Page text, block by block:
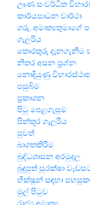
ඌණ සංවර්ධිත
කාර්යසාධන වාර්ථා
ගරු. අමාත්‍යතුමාගේ
ගැලරිය
තොරතුරු දැනගැනීම
නිතර අසන ප්‍රශ්න
නොදියුණු
පසුබිම
ප්‍රකාශන
පිටු පෙළගැසුම
පින්තූර ගැලරිය
පුවත්
බාගතකිරීම
බුද්ධශාසන අරමුදල
බුදුපුත් සුරක්ෂා
භික්ෂූන් සඳහා
මුල් පිටුව